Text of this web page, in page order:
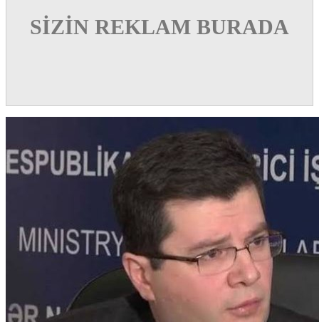
SİZİN REKLAM BURADA